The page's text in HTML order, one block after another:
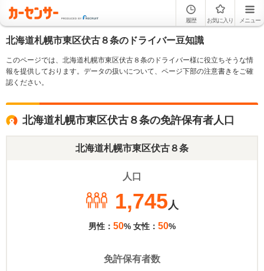
履歴 お気に入り メニュー
北海道札幌市東区伏古８条のドライバー豆知識
このページでは、北海道札幌市東区伏古８条のドライバー様に役立ちそうな情
報を提供しております。データの扱いについて、ページ下部の注意書きをご確
認ください。
北海道札幌市東区伏古８条の免許保有者人口
北海道札幌市東区伏古８条
人口
1,745人
男性： 50% 女性： 50%
免許保有者数